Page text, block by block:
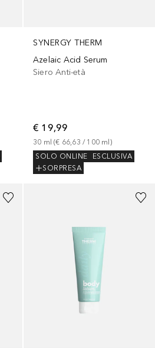
SYNERGY THERM
Azelaic Acid Serum
Siero Anti-età
€ 19,99
30 ml (€ 66,63 / 100 ml )
SOLO ONLINE
ESCLUSIVA
SORPRESA